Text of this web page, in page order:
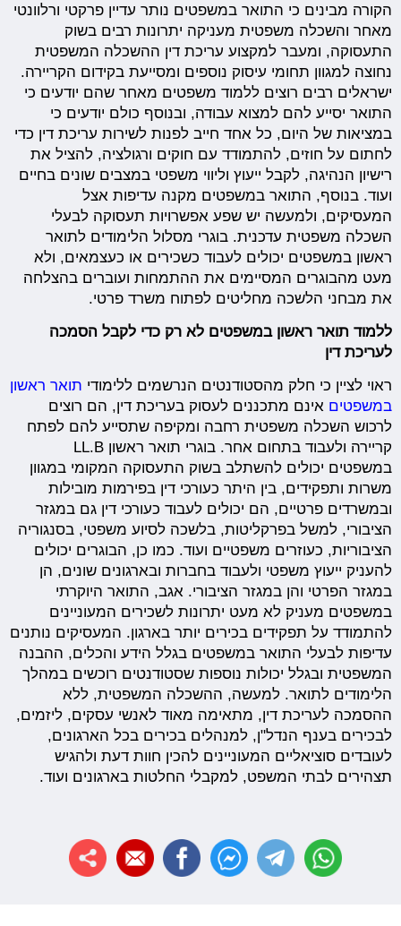
הקורה מבינים כי התואר במשפטים נותר עדיין פרקטי ורלוונטי
מאחר והשכלה משפטית מעניקה יתרונות רבים בשוק
התעסוקה, ומעבר למקצוע עריכת דין ההשכלה המשפטית
נחוצה למגוון תחומי עיסוק נוספים ומסייעת בקידום הקריירה.
ישראלים רבים רוצים ללמוד משפטים מאחר שהם יודעים כי
התואר יסייע להם למצוא עבודה, ובנוסף כולם יודעים כי
במציאות של היום, כל אחד חייב לפנות לשירות עריכת דין כדי
לחתום על חוזים, להתמודד עם חוקים ורגולציה, להציל את
רישיון הנהיגה, לקבל ייעוץ וליווי משפטי במצבים שונים בחיים
ועוד. בנוסף, התואר במשפטים מקנה עדיפות אצל
המעסיקים, ולמעשה יש שפע אפשרויות תעסוקה לבעלי
השכלה משפטית עדכנית. בוגרי מסלול הלימודים לתואר
ראשון במשפטים יכולים לעבוד כשכירים או כעצמאים, ולא
מעט מהבוגרים המסיימים את ההתמחות ועוברים בהצלחה
את מבחני הלשכה מחליטים לפתוח משרד פרטי.
ללמוד תואר ראשון במשפטים לא רק כדי לקבל הסמכה
לעריכת דין
ראוי לציין כי חלק מהסטודנטים הנרשמים ללימודי תואר ראשון
במשפטים אינם מתכננים לעסוק בעריכת דין, הם רוצים
לרכוש השכלה משפטית רחבה ומקיפה שתסייע להם לפתח
קריירה ולעבוד בתחום אחר. בוגרי תואר ראשון LL.B
במשפטים יכולים להשתלב בשוק התעסוקה המקומי במגוון
משרות ותפקידים, בין היתר כעורכי דין בפירמות מובילות
ובמשרדים פרטיים, הם יכולים לעבוד כעורכי דין גם במגזר
הציבורי, למשל בפרקליטות, בלשכה לסיוע משפטי, בסנגוריה
הציבוריות, כעוזרים משפטיים ועוד. כמו כן, הבוגרים יכולים
להעניק ייעוץ משפטי ולעבוד בחברות ובארגונים שונים, הן
במגזר הפרטי והן במגזר הציבורי. אגב, התואר היוקרתי
במשפטים מעניק לא מעט יתרונות לשכירים המעוניינים
להתמודד על תפקידים בכירים יותר בארגון. המעסיקים נותנים
עדיפות לבעלי התואר במשפטים בגלל הידע והכלים, ההבנה
המשפטית ובגלל יכולות נוספות שסטודנטים רוכשים במהלך
הלימודים לתואר. למעשה, ההשכלה המשפטית, ללא
ההסמכה לעריכת דין, מתאימה מאוד לאנשי עסקים, ליזמים,
לבכירים בענף הנדל"ן, למנהלים בכירים בכל הארגונים,
לעובדים סוציאליים המעוניינים להכין חוות דעת ולהגיש
תצהירים לבתי המשפט, למקבלי החלטות בארגונים ועוד.